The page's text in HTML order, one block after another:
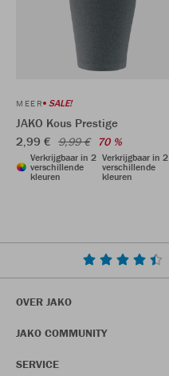
MEER SALE!
JAKO Kous Prestige
2,99 € 9,99 € 70 %
Verkrijgbaar in 2
verschillende
kleuren
Verkrijgbaar in 2
verschillende
kleuren
OVER JAKO
JAKO COMMUNITY
SERVICE